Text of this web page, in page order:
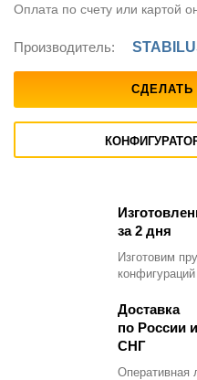
Оплата по счету или картой
Производитель:
СДЕЛАТЬ
за 2 дня
Изготовим
конфигураций
Доставка
по России и
СНГ
Оперативная